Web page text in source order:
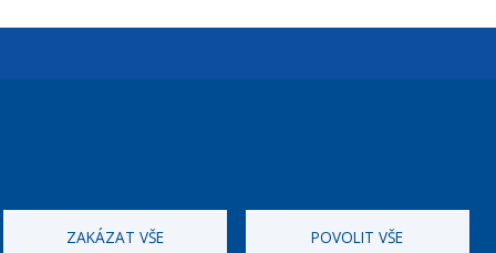
Úřední hodiny
ZAKÁZAT VŠE POVOLIT VŠE